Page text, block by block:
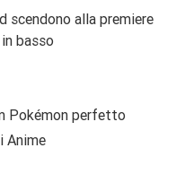
scendono alla premiere
basso
Pokémon perfetto
Anime